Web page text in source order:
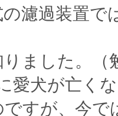
濾過装置で
りました。
愛犬が亡く
すが、今で